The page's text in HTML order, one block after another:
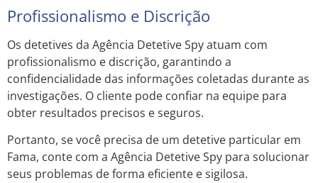
Profissionalismo e Discrição
Os detetives da Agência Detetive Spy atuam com
profissionalismo e discrição, garantindo a
confidencialidade das informações coletadas durante as
investigações. O cliente pode confiar na equipe para
obter resultados precisos e seguros.
Portanto, se você precisa de um detetive particular em
Fama, conte com a Agência Detetive Spy para solucionar
seus problemas de forma eficiente e sigilosa.